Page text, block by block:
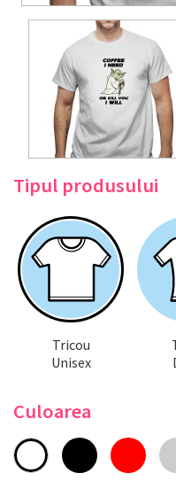
Tipul produsului
Tricou
Unisex
Culoarea